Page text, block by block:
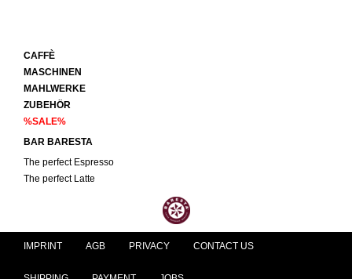
CAFFÈ
MASCHINEN
MAHLWERKE
ZUBEHÖR
%SALE%
BAR BARESTA
The perfect Espresso
The perfect Latte
IMPRINT AGB PRIVACY CONTACT US